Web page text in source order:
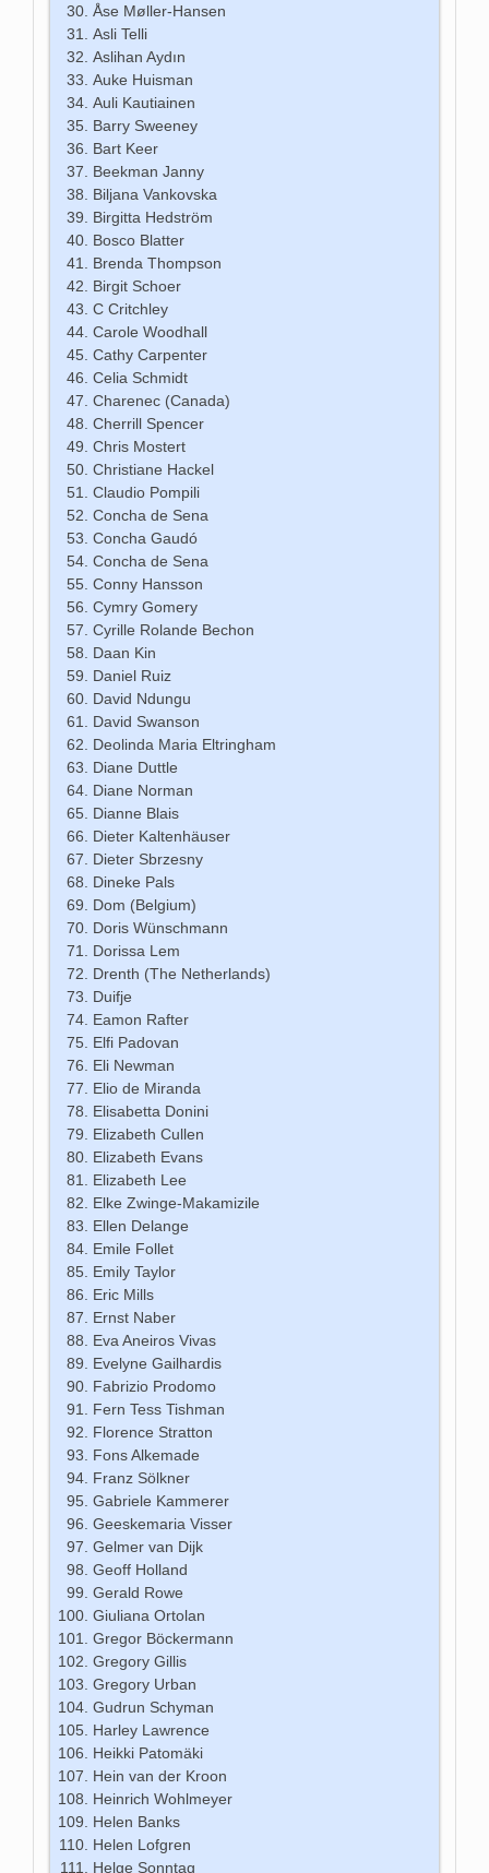
Åse Møller-Hansen
Asli Telli
Aslihan Aydın
Auke Huisman
Auli Kautiainen
Barry Sweeney
Bart Keer
Beekman Janny
Biljana Vankovska
Birgitta Hedström
Bosco Blatter
Brenda Thompson
Birgit Schoer
C Critchley
Carole Woodhall
Cathy Carpenter
Celia Schmidt
Charenec (Canada)
Cherrill Spencer
Chris Mostert
Christiane Hackel
Claudio Pompili
Concha de Sena
Concha Gaudó
Concha de Sena
Conny Hansson
Cymry Gomery
Cyrille Rolande Bechon
Daan Kin
Daniel Ruiz
David Ndungu
David Swanson
Deolinda Maria Eltringham
Diane Duttle
Diane Norman
Dianne Blais
Dieter Kaltenhäuser
Dieter Sbrzesny
Dineke Pals
Dom (Belgium)
Doris Wünschmann
Dorissa Lem
Drenth (The Netherlands)
Duifje
Eamon Rafter
Elfi Padovan
Eli Newman
Elio de Miranda
Elisabetta Donini
Elizabeth Cullen
Elizabeth Evans
Elizabeth Lee
Elke Zwinge-Makamizile
Ellen Delange
Emile Follet
Emily Taylor
Eric Mills
Ernst Naber
Eva Aneiros Vivas
Evelyne Gailhardis
Fabrizio Prodomo
Fern Tess Tishman
Florence Stratton
Fons Alkemade
Franz Sölkner
Gabriele Kammerer
Geeskemaria Visser
Gelmer van Dijk
Geoff Holland
Gerald Rowe
Giuliana Ortolan
Gregor Böckermann
Gregory Gillis
Gregory Urban
Gudrun Schyman
Harley Lawrence
Heikki Patomäki
Hein van der Kroon
Heinrich Wohlmeyer
Helen Banks
Helen Lofgren
Helge Sonntag